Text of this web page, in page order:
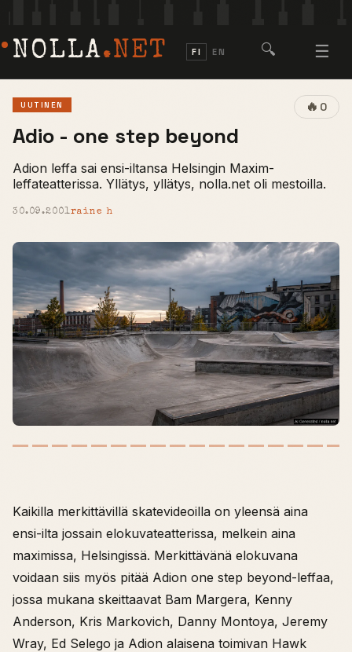
NOLLA.NET FI EN 🔍 ☰
🔥 0
UUTINEN
Adio - one step beyond
Adion leffa sai ensi-iltansa Helsingin Maxim-
leffateatterissa. Yllätys, yllätys, nolla.net oli mestoilla.
30.09.2001raine h
Kaikilla merkittävillä skatevideoilla on yleensä aina
ensi-ilta jossain elokuvateatterissa, melkein aina
maximissa, Helsingissä. Merkittävänä elokuvana
voidaan siis myös pitää Adion one step beyond-leffaa,
jossa mukana skeittaavat Bam Margera, Kenny
Anderson, Kris Markovich, Danny Montoya, Jeremy
Wray, Ed Selego ja Adion alaisena toimivan Hawk